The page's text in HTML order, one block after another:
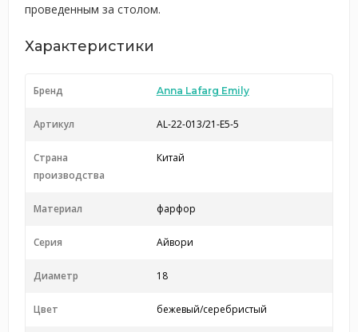
проведенным за столом.
Характеристики
Бренд Anna Lafarg Emily
Артикул AL-22-013/21-E5-5
Страна
производства
Китай
Материал фарфор
Серия Айвори
Диаметр 18
Цвет бежевый/серебристый